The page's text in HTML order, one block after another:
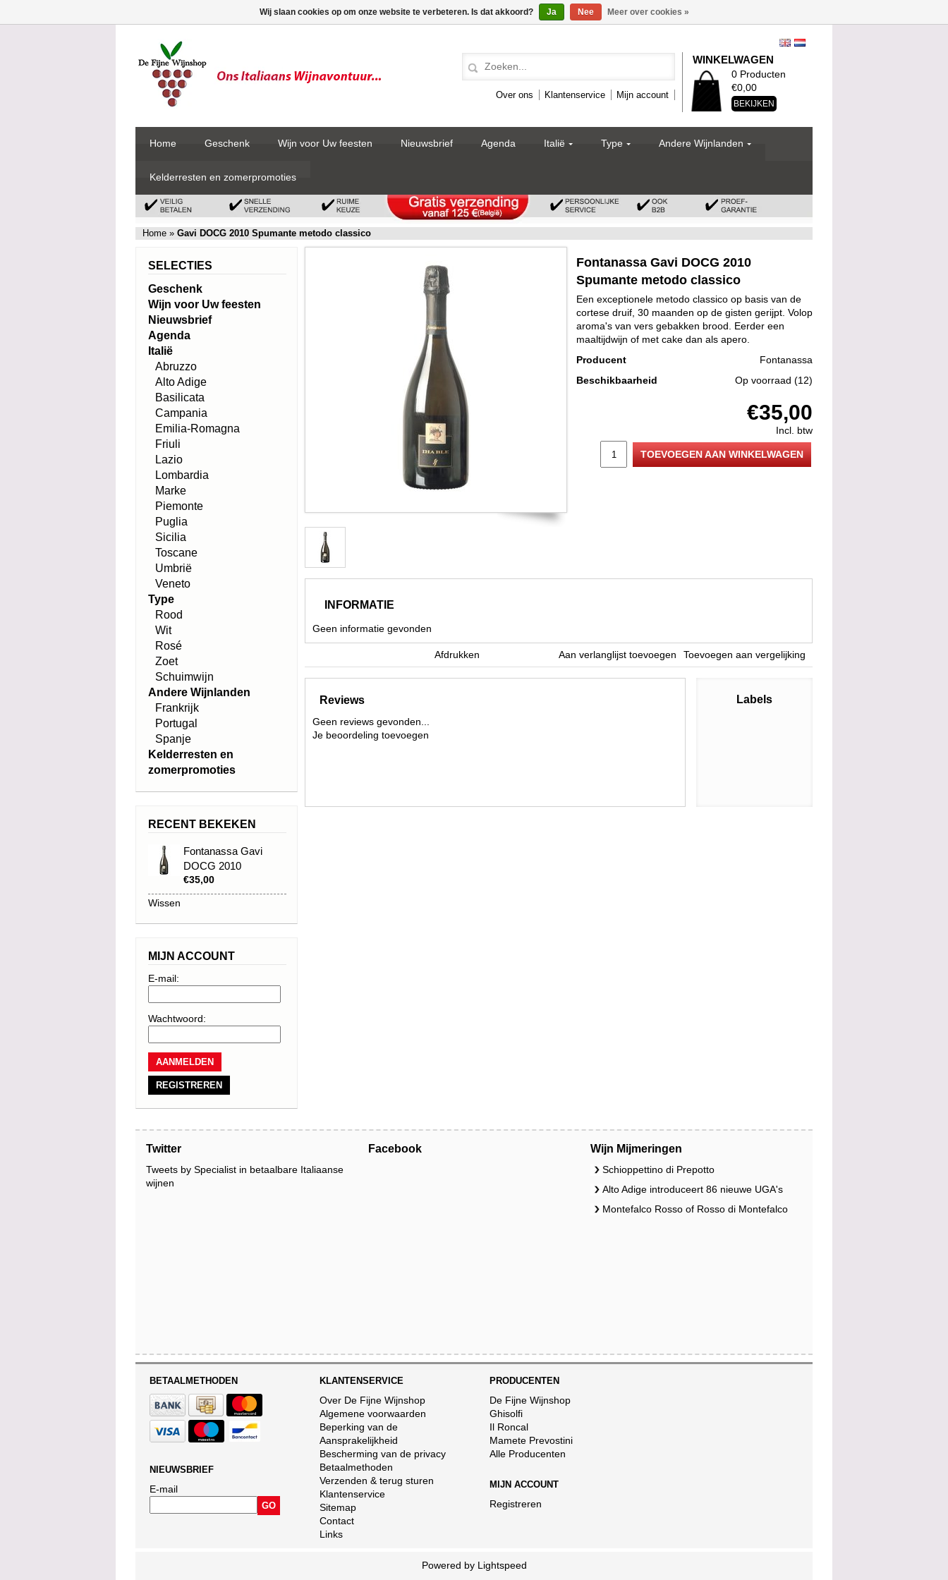
Over ons Klantenservice Mijn account
WINKELWAGEN
0 Producten
€0,00
BEKIJKEN
Home Geschenk Wijn voor Uw feesten Nieuwsbrief Agenda Italië Type Andere Wijnlanden
Kelderresten en zomerpromoties
Home » Gavi DOCG 2010 Spumante metodo classico
Fontanassa Gavi DOCG 2010
Spumante metodo classico
Een exceptionele metodo classico op basis van de
cortese druif, 30 maanden op de gisten gerijpt. Volop
aroma's van vers gebakken brood. Eerder een
maaltijdwijn of met cake dan als apero.
Producent
Fontanassa
Beschikbaarheid
Op voorraad (12)
€35,00
Incl. btw
TOEVOEGEN AAN WINKELWAGEN
INFORMATIE
Geen informatie gevonden
Toevoegen aan vergelijking
Aan verlanglijst toevoegen
Afdrukken
Reviews
Geen reviews gevonden...
Je beoordeling toevoegen
Labels
SELECTIES
Geschenk
Wijn voor Uw feesten
Nieuwsbrief
Agenda
Italië
Abruzzo
Alto Adige
Basilicata
Campania
Emilia-Romagna
Friuli
Lazio
Lombardia
Marke
Piemonte
Puglia
Sicilia
Toscane
Umbrië
Veneto
Type
Rood
Wit
Rosé
Zoet
Schuimwijn
Andere Wijnlanden
Frankrijk
Portugal
Spanje
Kelderresten en
zomerpromoties
RECENT BEKEKEN
Fontanassa Gavi
DOCG 2010
Spumante metodo
classico
€35,00
Wissen
MIJN ACCOUNT
E-mail:
Wachtwoord:
REGISTREREN
Twitter
Tweets by Specialist in betaalbare Italiaanse
wijnen
Facebook Wijn Mijmeringen
Schioppettino di Prepotto
Alto Adige introduceert 86 nieuwe UGA's
Montefalco Rosso of Rosso di Montefalco
BETAALMETHODEN
NIEUWSBRIEF
E-mail
KLANTENSERVICE
Over De Fijne Wijnshop
Algemene voorwaarden
Beperking van de
Aansprakelijkheid
Bescherming van de privacy
Betaalmethoden
Verzenden & terug sturen
Klantenservice
Sitemap
Contact
Links
PRODUCENTEN
De Fijne Wijnshop
Ghisolfi
Il Roncal
Mamete Prevostini
Alle Producenten
MIJN ACCOUNT
Registreren
Powered by Lightspeed
Wij slaan cookies op om onze website te verbeteren. Is dat akkoord? Ja Nee Meer over cookies »